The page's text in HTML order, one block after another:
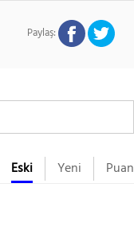
Paylaş:
Eski Yeni Puan